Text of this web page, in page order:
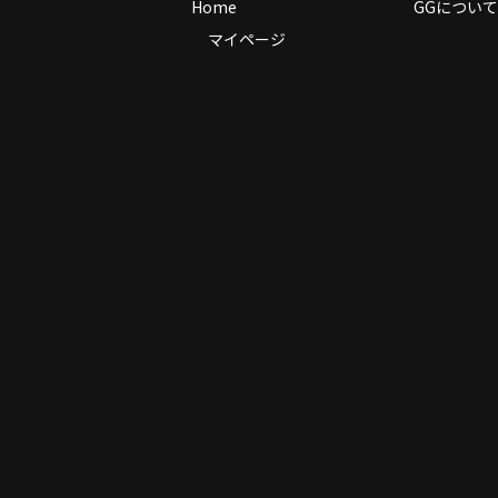
Home
マイページ
GGについて